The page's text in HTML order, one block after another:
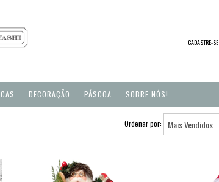
CADASTRE-SE
DECORAÇÃO PÁSCOA SOBRE NÓS!
Ordenar por: